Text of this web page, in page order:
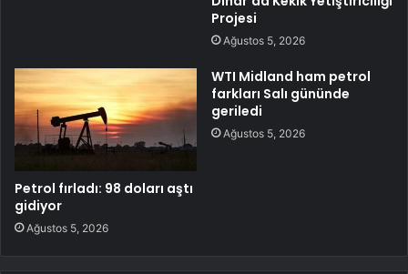
Projesi
Ağustos 5, 2026
Petrol fırladı: 98 doları aştı
gidiyor
Ağustos 5, 2026
WTI Midland ham petrol
farkları Salı gününde
geriledi
Ağustos 5, 2026